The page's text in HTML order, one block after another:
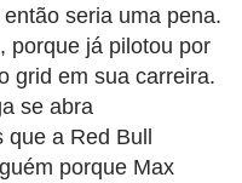
seria uma pena.
porque já pilotou por
grid em sua carreira.
se abra
a Red Bull
porque Max